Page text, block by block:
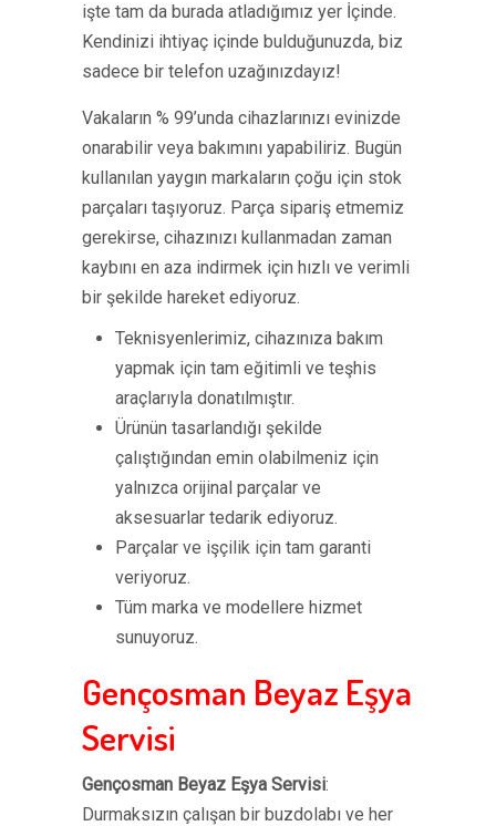
işte tam da burada atladığımız yer İçinde.
Kendinizi ihtiyaç içinde bulduğunuzda, biz
sadece bir telefon uzağınızdayız!
Vakaların % 99’unda cihazlarınızı evinizde
onarabilir veya bakımını yapabiliriz. Bugün
kullanılan yaygın markaların çoğu için stok
parçaları taşıyoruz. Parça sipariş etmemiz
gerekirse, cihazınızı kullanmadan zaman
kaybını en aza indirmek için hızlı ve verimli
bir şekilde hareket ediyoruz.
Teknisyenlerimiz, cihazınıza bakım
yapmak için tam eğitimli ve teşhis
araçlarıyla donatılmıştır.
Ürünün tasarlandığı şekilde
çalıştığından emin olabilmeniz için
yalnızca orijinal parçalar ve
aksesuarlar tedarik ediyoruz.
Parçalar ve işçilik için tam garanti
veriyoruz.
Tüm marka ve modellere hizmet
sunuyoruz.
Gençosman Beyaz Eşya
Servisi
Gençosman Beyaz Eşya Servisi:
Durmaksızın çalışan bir buzdolabı ve her